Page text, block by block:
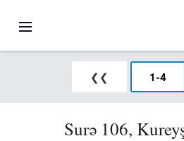
❮❮ 1-4
Surə 106,